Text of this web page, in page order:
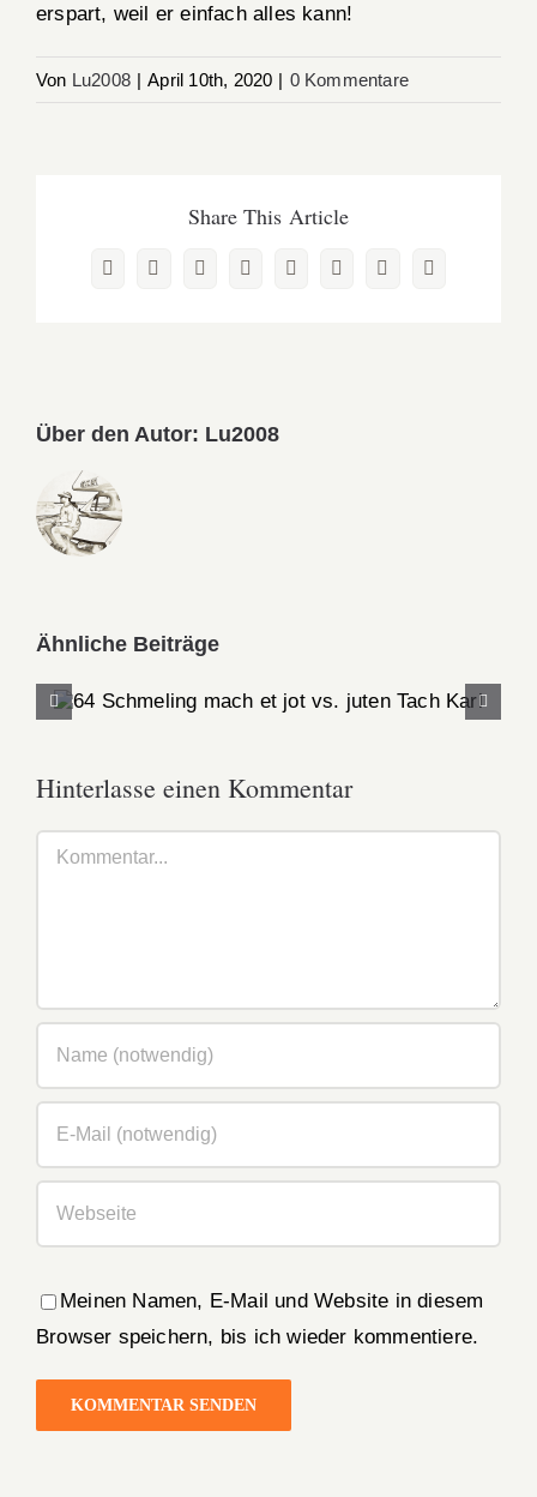
erspart, weil er einfach alles kann!
Von Lu2008 | April 10th, 2020 | 0 Kommentare
Share This Article
Facebook
X RedditLinkedInWhatsAppPinterest
Vk
E-
Über den Autor: Lu2008
Ähnliche Beiträge
64 Schmeling mach et jot vs. juten Tach
Hinterlasse einen Kommentar
Kommentar
Meinen Namen, E-Mail und Website in diesem
Browser speichern, bis ich wieder kommentiere.